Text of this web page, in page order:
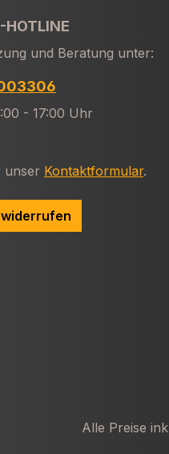
HOTLINE
und Beratung unter:
- 17:00 Uhr
unser Kontaktformular.
Alle Preise